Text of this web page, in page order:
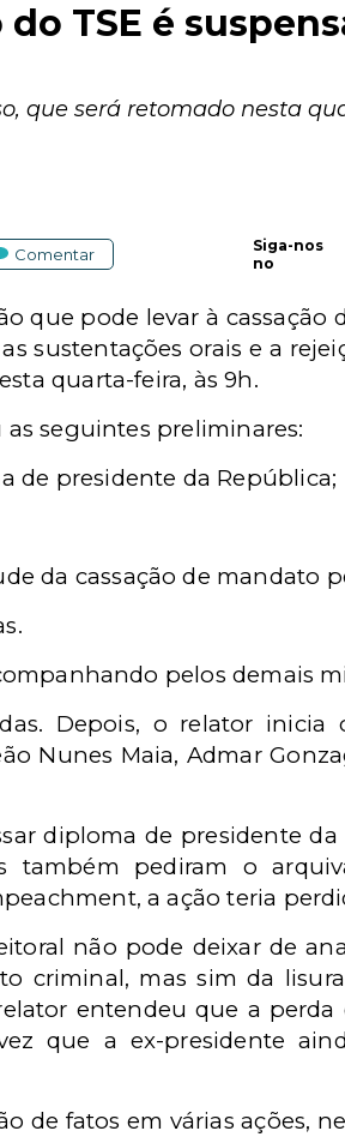
TSE é
que será retomado nesta
Comentar
Siga-nos
no
que pode levar à cassação
sustentações orais e a
quarta-feira, às 9h.
seguintes preliminares:
de presidente da República;
da cassação de mandato
pelos demais
Depois, o relator
Nunes Maia, Admar
diploma de presidente
também pediram o
a ação teria
não pode deixar de
criminal, mas sim da
entendeu que a
que a ex-presidente
fatos em várias ações,